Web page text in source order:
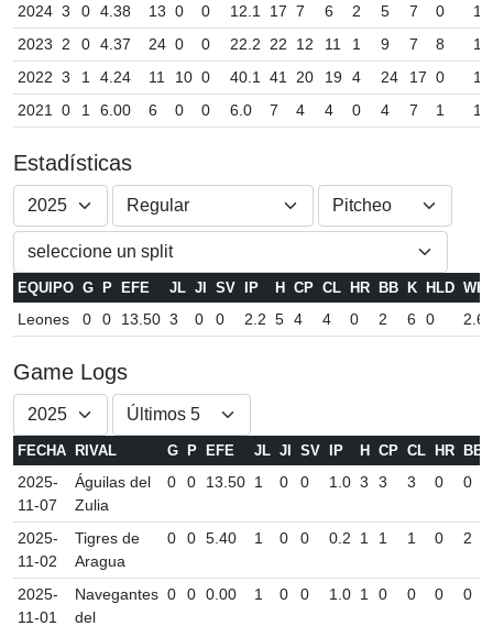
2024 3 0 4.38 13 0 0 12.1 17 7 6 2 5 7 0
2023
2 0 4.37 24 0 0 22.2 22 12 11 1 9 7 8
2022 3 1 4.24 11 10 0 40.1 41 20 19 4 24 17 0
2021
0 1 6.00 6 0 0 6.0 7 4 4 0 4 7 1
Estadísticas
EQUIPO G P EFE JL JI SV IP H CP CL HR BB K HLD
Leones 0 0 13.50 3 0 0 2.2 5 4 4 0 2 6 0 2.63
Game Logs
FECHA RIVAL G P EFE JL JI SV IP H CP CL HR BB
2025-
11-07
Águilas del
Zulia
0 0 13.50 1 0 0 1.0 3 3 3 0 0
2025-
11-02
Tigres de
Aragua
0 0 5.40 1 0 0 0.2 1 1 1 0 2
2025-
11-01
Navegantes
del
0 0 0.00 1 0 0 1.0 1 0 0 0 0